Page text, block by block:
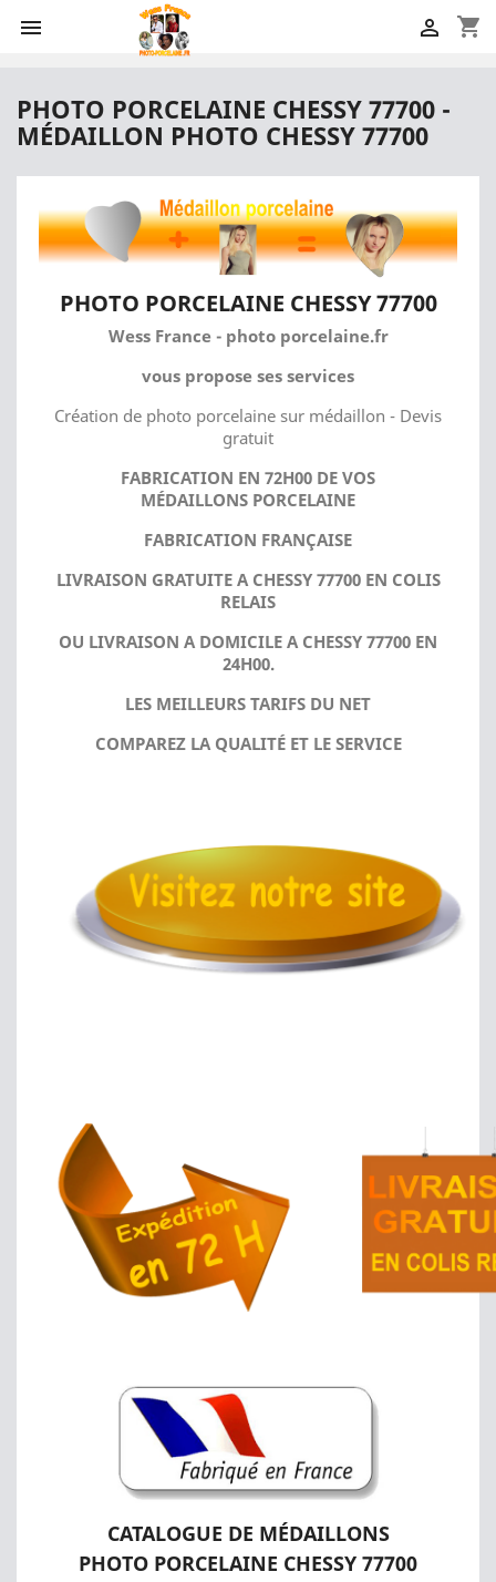
 shopping_cart

PHOTO PORCELAINE CHESSY 77700 -
MÉDAILLON PHOTO CHESSY 77700
PHOTO PORCELAINE CHESSY 77700
Wess France - photo porcelaine.fr
vous propose ses services
Création de photo porcelaine sur médaillon - Devis
gratuit
FABRICATION EN 72H00 DE VOS
MÉDAILLONS PORCELAINE
FABRICATION FRANÇAISE
LIVRAISON GRATUITE A CHESSY 77700 EN COLIS
RELAIS
OU LIVRAISON A DOMICILE A CHESSY 77700 EN
24H00.
LES MEILLEURS TARIFS DU NET
COMPAREZ LA QUALITÉ ET LE SERVICE
CATALOGUE DE MÉDAILLONS
PHOTO PORCELAINE CHESSY 77700